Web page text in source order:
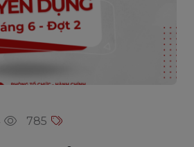
785